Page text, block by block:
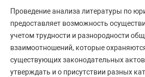
Проведение анализа литературы по
предоставляет возможность
учетом трудности и разнородности
взаимоотношений, которые
существующих законодательных
утверждать и о присутствии разных